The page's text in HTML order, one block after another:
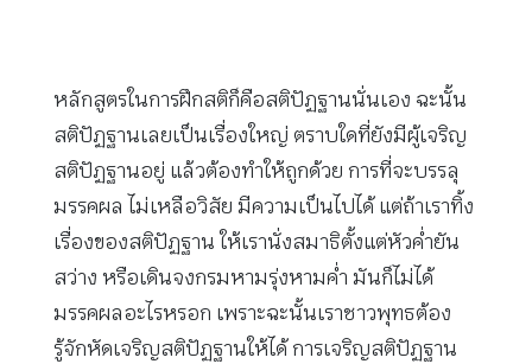
หลักสูตรในการฝึกสติก็คือสติปัฏฐานนั่นเอง ฉะนั้น
สติปัฏฐานเลยเป็นเรื่องใหญ่ ตราบใดที่ยังมีผู้เจริญ
สติปัฏฐานอยู่ แล้วต้องทำให้ถูกด้วย การที่จะบรรลุ
มรรคผล ไม่เหลือวิสัย มีความเป็นไปได้ แต่ถ้าเราทิ้ง
เรื่องของสติปัฏฐาน ให้เรานั่งสมาธิตั้งแต่หัวค่ำยัน
สว่าง หรือเดินจงกรมหามรุ่งหามค่ำ มันก็ไม่ได้
มรรคผลอะไรหรอก เพราะฉะนั้นเราชาวพุทธต้อง
รู้จักหัดเจริญสติปัฏฐานให้ได้ การเจริญสติปัฏฐาน